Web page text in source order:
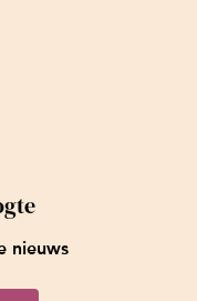
nieuws